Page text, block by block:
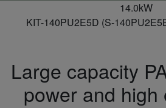
14.0kW
KIT-140PU2E5D (S-
Large capacity
power and high